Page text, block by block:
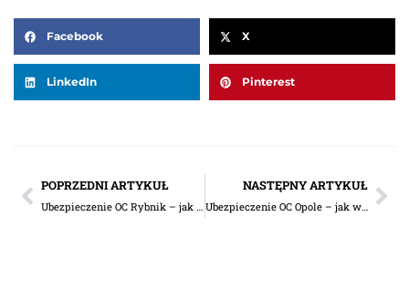
Facebook X
LinkedIn Pinterest
POPRZEDNI ARTYKUŁ
Ubezpieczenie OC Rybnik – jak wybrać dobrą polisę i nie przepłacić?
NASTĘPNY ARTYKUŁ
Ubezpieczenie OC Opole – jak wybrać polisę, która pasuje do Twojego auta?